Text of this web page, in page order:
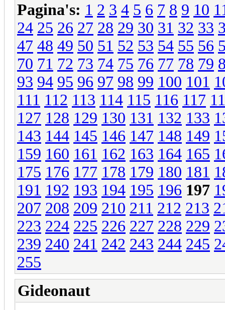
Pagina's: 1 2 3 4 5 6 7 8 9 10
24 25 26 27 28 29 30 31 32 33
47 48 49 50 51 52 53 54 55 56
70 71 72 73 74 75 76 77 78 79
93 94 95 96 97 98 99 100 101
111 112 113 114 115 116 117
127 128 129 130 131 132 133
143 144 145 146 147 148 149
159 160 161 162 163 164 165
175 176 177 178 179 180 181
191 192 193 194 195 196 197
207 208 209 210 211 212 213
223 224 225 226 227 228 229
239 240 241 242 243 244 245
255
Gideonaut